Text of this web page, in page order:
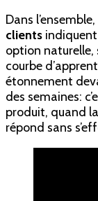
Dans l’ensemble,
clients
option naturelle,
courbe
étonnement
des semaines:
produit, quand
répond sans